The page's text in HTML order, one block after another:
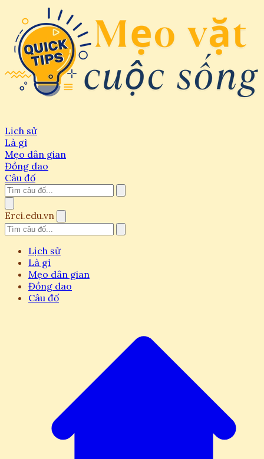
Lịch sử
Là gì
Mẹo dân gian
Đồng dao
Câu đố
Erci.edu.vn
Lịch sử
Là gì
Mẹo dân gian
Đồng dao
Câu đố